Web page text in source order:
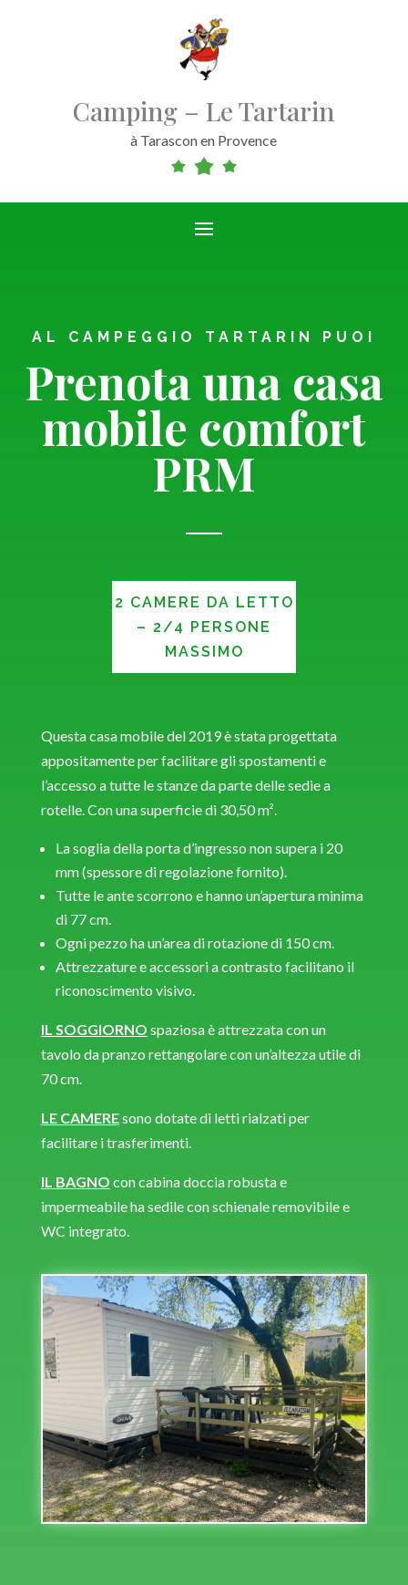
Camping – Le Tartarin
à Tarascon en Provence
AL CAMPEGGIO TARTARIN PUOI
Prenota una casa
mobile comfort
PRM
2 CAMERE DA LETTO
– 2/4 PERSONE
MASSIMO
Questa casa mobile del 2019 è stata progettata
appositamente per facilitare gli spostamenti e
l’accesso a tutte le stanze da parte delle sedie a
rotelle. Con una superficie di 30,50 m².
La soglia della porta d’ingresso non supera i 20
mm (spessore di regolazione fornito).
Tutte le ante scorrono e hanno un’apertura minima
di 77 cm.
Ogni pezzo ha un’area di rotazione di 150 cm.
Attrezzature e accessori a contrasto facilitano il
riconoscimento visivo.
IL SOGGIORNO spaziosa è attrezzata con un
tavolo da pranzo rettangolare con un’altezza utile di
70 cm.
LE CAMEREsono dotate di letti rialzati per
facilitare i trasferimenti.
IL BAGNO con cabina doccia robusta e
impermeabile ha sedile con schienale removibile e
WC integrato.